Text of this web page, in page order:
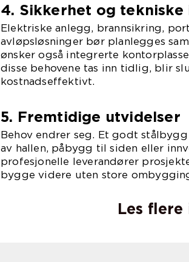
4. Sikkerhet og tekniske
Elektriske anlegg, brannsikring,
avløpsløsninger bør planlegges
ønsker også integrerte
disse behovene tas inn tidlig, blir
kostnadseffektivt.
5. Fremtidige utvidelser
Behov endrer seg. Et godt
av hallen, påbygg til siden eller
profesjonelle leverandører
bygge videre uten store
Les